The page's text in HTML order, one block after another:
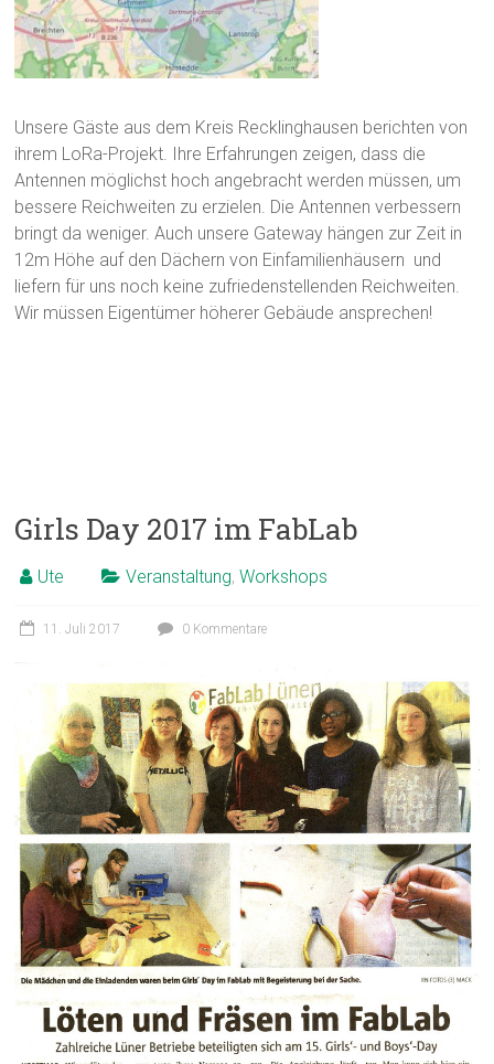
Unsere Gäste aus dem Kreis Recklinghausen berichten von
ihrem LoRa-Projekt. Ihre Erfahrungen zeigen, dass die
Antennen möglichst hoch angebracht werden müssen, um
bessere Reichweiten zu erzielen. Die Antennen verbessern
bringt da weniger. Auch unsere Gateway hängen zur Zeit in
12m Höhe auf den Dächern von Einfamilienhäusern und
liefern für uns noch keine zufriedenstellenden Reichweiten.
Wir müssen Eigentümer höherer Gebäude ansprechen!
Girls Day 2017 im FabLab
Ute Veranstaltung,Workshops
11. Juli 2017 0 Kommentare